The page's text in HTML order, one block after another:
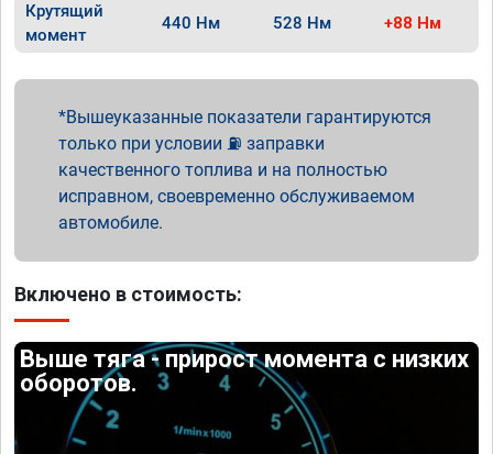
Крутящий
момент
440 Нм 528 Нм +88 Нм
Вышеуказанные показатели гарантируются
только при условии ⛽ заправки
качественного топлива и на полностью
исправном, своевременно обслуживаемом
автомобиле.
Включено в стоимость:
Выше тяга - прирост момента с низких
оборотов.